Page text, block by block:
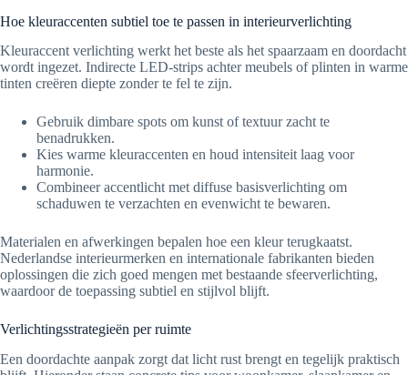
Hoe kleuraccenten subtiel toe te passen in interieurverlichting
Kleuraccent verlichting werkt het beste als het spaarzaam en doordacht
wordt ingezet. Indirecte LED-strips achter meubels of plinten in warme
tinten creëren diepte zonder te fel te zijn.
Gebruik dimbare spots om kunst of textuur zacht te
benadrukken.
Kies warme kleuraccenten en houd intensiteit laag voor
harmonie.
Combineer accentlicht met diffuse basisverlichting om
schaduwen te verzachten en evenwicht te bewaren.
Materialen en afwerkingen bepalen hoe een kleur terugkaatst.
Nederlandse interieurmerken en internationale fabrikanten bieden
oplossingen die zich goed mengen met bestaande sfeerverlichting,
waardoor de toepassing subtiel en stijlvol blijft.
Verlichtingsstrategieën per ruimte
Een doordachte aanpak zorgt dat licht rust brengt en tegelijk praktisch